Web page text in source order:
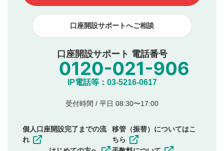
下記の項目に該当すると判断された投稿内容は、掲載を
見合わせる場合がございます。
本動画コンテンツとは無関係の内容の投稿
他者への誹謗中傷や差別的表現投稿
公序良俗に反する内容の投稿
氏名、住所、電話番号など個人を特定できる情報の
他のサイトへの誘導や営利目的、広告・宣伝を目
他者の権利（商標、著作権、その他の知的財産
その他当社が不適切と判断した投稿
一度投稿した評価およびコメントの変更・削除はできま
口座開設サポートへご相談
口座開設サポート 電話番号
IP電話等：03-5216-0617
受付時間 / 平日 08:30〜17:00
個人口座開設完了までの流
れ
移管（振替）についてはこ
ちら